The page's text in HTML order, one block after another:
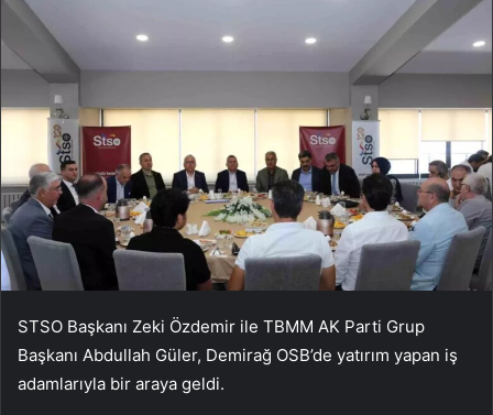
STSO Başkanı Zeki Özdemir ile TBMM AK Parti Grup
Başkanı Abdullah Güler, Demirağ OSB’de yatırım yapan iş
adamlarıyla bir araya geldi.